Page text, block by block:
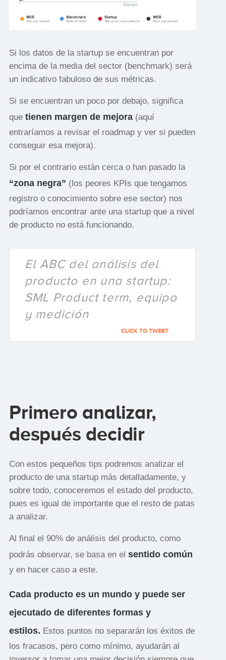
Si los datos de la startup se encuentran por
encima de la media del sector (benchmark) será
un indicativo fabuloso de sus métricas.
Si se encuentran un poco por debajo, significa
que tienen margen de mejora(aquí
entraríamos a revisar el roadmap y ver si pueden
conseguir esa mejora).
Si por el contrario están cerca o han pasado la
“zona negra” (los peores KPIs que tengamos
registro o conocimiento sobre ese sector) nos
podríamos encontrar ante una startup que a nivel
de producto no está funcionando.
El ABC del análisis del
producto en una startup:
SML Product term, equipo
y medición
CLICK TO TWEET
Primero analizar,
después decidir
Con estos pequeños tips podremos analizar el
producto de una startup más detalladamente, y
sobre todo, conoceremos el estado del producto,
pues es igual de importante que el resto de patas
a analizar.
Al final el 90% de análisis del producto, como
podrás observar, se basa en el sentido común
y en hacer caso a este.
Cada producto es un mundo y puede ser
ejecutado de diferentes formas y
estilos. Estos puntos no separarán los éxitos de
los fracasos, pero como mínimo, ayudarán al